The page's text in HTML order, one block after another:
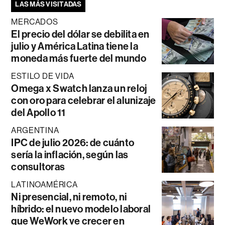
LAS MÁS VISITADAS
MERCADOS
El precio del dólar se debilita en
julio y América Latina tiene la
moneda más fuerte del mundo
ESTILO DE VIDA
Omega x Swatch lanza un reloj
con oro para celebrar el alunizaje
del Apollo 11
ARGENTINA
IPC de julio 2026: de cuánto
sería la inflación, según las
consultoras
LATINOAMÉRICA
Ni presencial, ni remoto, ni
híbrido: el nuevo modelo laboral
que WeWork ve crecer en